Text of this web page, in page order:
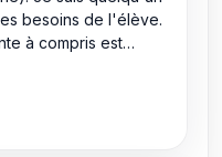
besoins de l'élève.
à compris est
et je n'hésite
que les cours de
et à changer